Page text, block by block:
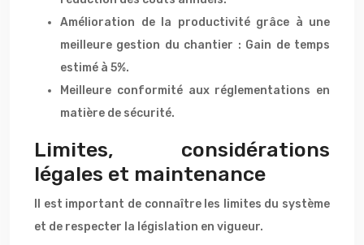
Amélioration de la productivité grâce à une
meilleure gestion du chantier : Gain de temps
estimé à 5%.
Meilleure conformité aux réglementations en
matière de sécurité.
Limites, considérations
légales et maintenance
Il est important de connaître les limites du système
et de respecter la législation en vigueur.